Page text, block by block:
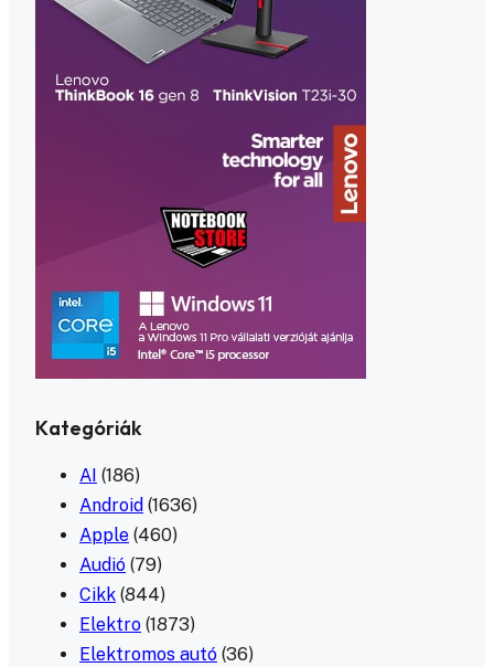
Kategóriák
AI (186)
Android (1636)
Apple (460)
Audió (79)
Cikk (844)
Elektro (1873)
Elektromos autó (36)